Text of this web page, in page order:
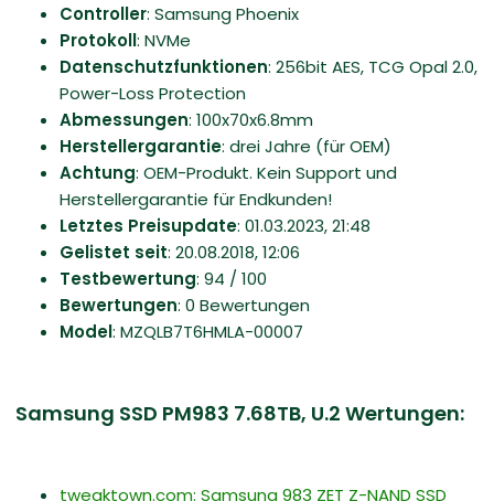
Controller: Samsung Phoenix
Protokoll: NVMe
Datenschutzfunktionen: 256bit AES, TCG Opal 2.0,
Power-Loss Protection
Abmessungen: 100x70x6.8mm
Herstellergarantie: drei Jahre (für OEM)
Achtung: OEM-Produkt. Kein Support und
Herstellergarantie für Endkunden!
Letztes Preisupdate: 01.03.2023, 21:48
Gelistet seit: 20.08.2018, 12:06
Testbewertung: 94 / 100
Bewertungen: 0 Bewertungen
Model: MZQLB7T6HMLA-00007
Samsung SSD PM983 7.68TB, U.2 Wertungen:
tweaktown.com: Samsung 983 ZET Z-NAND SSD